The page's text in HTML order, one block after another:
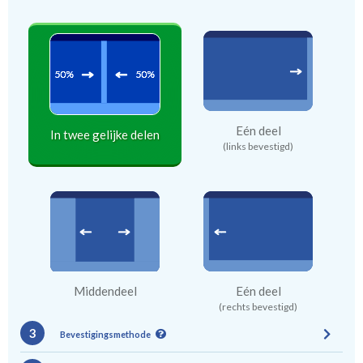
In twee gelijke delen Eén deel
(links bevestigd)
Middendeel Eén deel
(rechts bevestigd)
3 Bevestigingsmethode